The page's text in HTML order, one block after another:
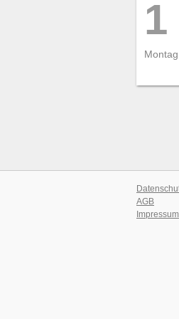
1
AGB
Impressum